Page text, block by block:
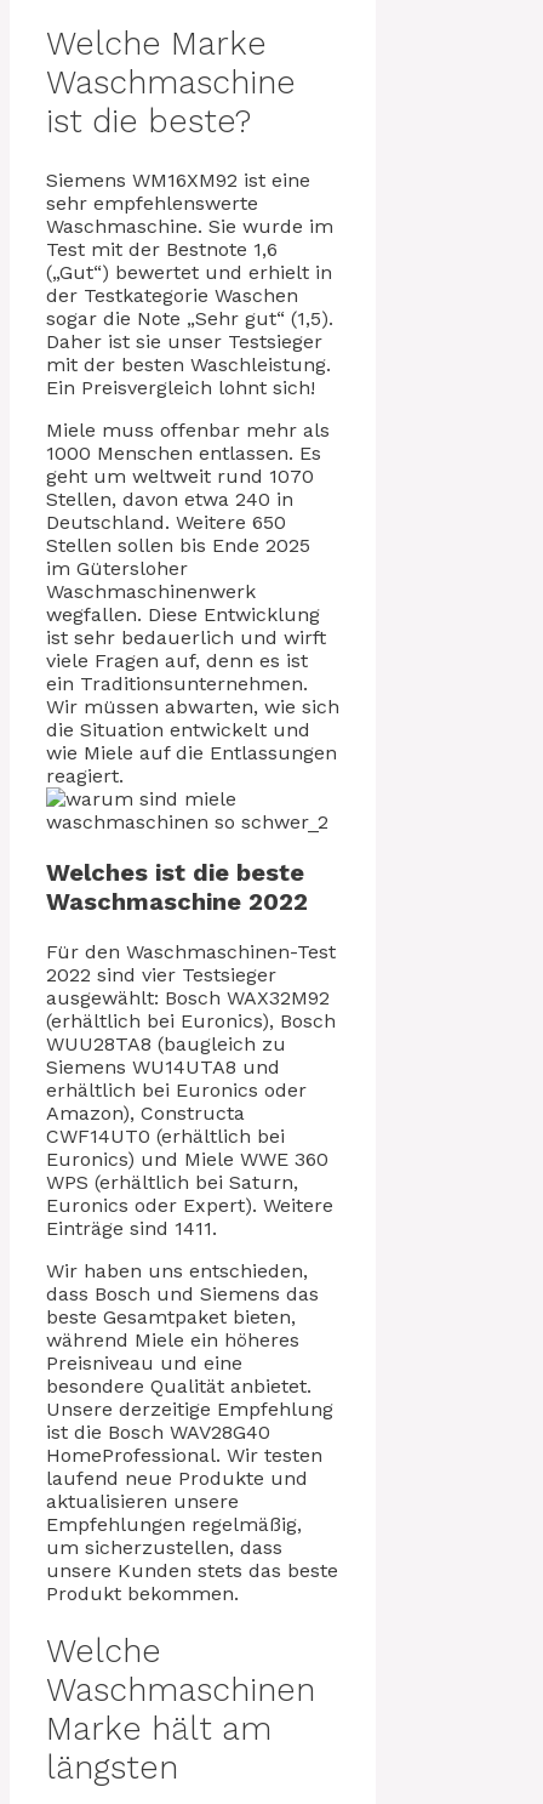
Welche Marke
Waschmaschine
ist die beste?
Siemens WM16XM92 ist eine
sehr empfehlenswerte
Waschmaschine. Sie wurde im
Test mit der Bestnote 1,6
(„Gut“) bewertet und erhielt in
der Testkategorie Waschen
sogar die Note „Sehr gut“ (1,5).
Daher ist sie unser Testsieger
mit der besten Waschleistung.
Ein Preisvergleich lohnt sich!
Miele muss offenbar mehr als
1000 Menschen entlassen. Es
geht um weltweit rund 1070
Stellen, davon etwa 240 in
Deutschland. Weitere 650
Stellen sollen bis Ende 2025
im Gütersloher
Waschmaschinenwerk
wegfallen. Diese Entwicklung
ist sehr bedauerlich und wirft
viele Fragen auf, denn es ist
ein Traditionsunternehmen.
Wir müssen abwarten, wie sich
die Situation entwickelt und
wie Miele auf die Entlassungen
reagiert.
Welches ist die beste
Waschmaschine 2022
Für den Waschmaschinen-Test
2022 sind vier Testsieger
ausgewählt: Bosch WAX32M92
(erhältlich bei Euronics), Bosch
WUU28TA8 (baugleich zu
Siemens WU14UTA8 und
erhältlich bei Euronics oder
Amazon), Constructa
CWF14UT0 (erhältlich bei
Euronics) und Miele WWE 360
WPS (erhältlich bei Saturn,
Euronics oder Expert). Weitere
Einträge sind 1411.
Wir haben uns entschieden,
dass Bosch und Siemens das
beste Gesamtpaket bieten,
während Miele ein höheres
Preisniveau und eine
besondere Qualität anbietet.
Unsere derzeitige Empfehlung
ist die Bosch WAV28G40
HomeProfessional. Wir testen
laufend neue Produkte und
aktualisieren unsere
Empfehlungen regelmäßig,
um sicherzustellen, dass
unsere Kunden stets das beste
Produkt bekommen.
Welche
Waschmaschinen
Marke hält am
längsten